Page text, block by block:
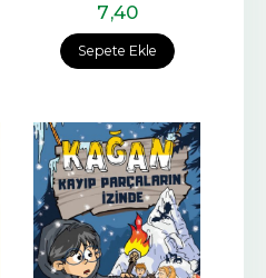
Sepete Ekle
7,40